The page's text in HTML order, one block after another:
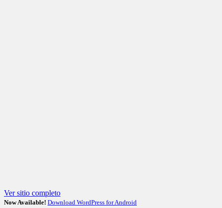
Ver sitio completo
Now Available! Download WordPress for Android